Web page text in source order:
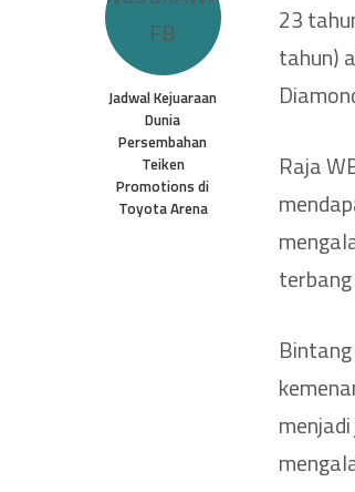
Jadwal Kejuaraan
Dunia
Persembahan
Teiken
Promotions di
Toyota Arena
23
tahun)
Raja